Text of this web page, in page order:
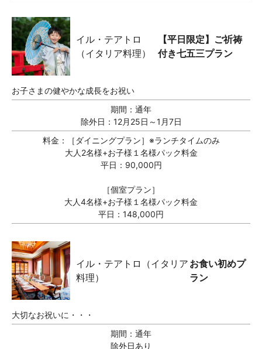
イル・テアトロ
（イタリア料理）
【平日限定】ご祈祷
付き七五三プラン
お子さまの健やかな成長をお祝い
期間： 通年
除外日：12月25日～1月7日
料金：
［ダイニングプラン］※ランチタイムのみ
大人2名様+お子様１名様パック料金
平日：90,000円
［個室プラン］
大人4名様+お子様１名様パック料金
平日：148,000円
イル・テアトロ（イタリア
料理）
お食い初めプ
ラン
大切なお祝いに・・・
期間： 通年
除外日あり